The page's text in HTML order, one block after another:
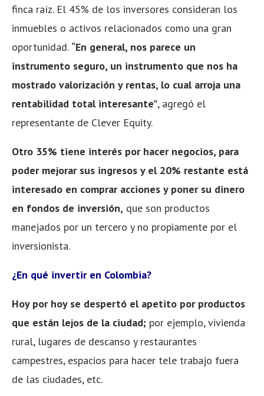
finca raíz. El 45% de los inversores consideran los
inmuebles o activos relacionados como una gran
oportunidad. “En general, nos parece un
instrumento seguro, un instrumento que nos ha
mostrado valorización y rentas, lo cual arroja una
rentabilidad total interesante”, agregó el
representante de Clever Equity.
Otro 35% tiene interés por hacer negocios, para
poder mejorar sus ingresos y el 20% restante está
interesado en comprar acciones y poner su dinero
en fondos de inversión, que son productos
manejados por un tercero y no propiamente por el
inversionista.
¿En qué invertir en Colombia?
Hoy por hoy se despertó el apetito por productos
que están lejos de la ciudad; por ejemplo, vivienda
rural, lugares de descanso y restaurantes
campestres, espacios para hacer tele trabajo fuera
de las ciudades, etc.